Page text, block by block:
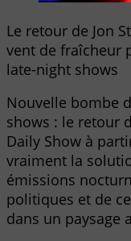
Le retour de Jon
vent de fraîcheur
late-night shows
Nouvelle bombe
shows : le retour
Daily Show à
vraiment la
émissions
politiques et de
dans un paysage